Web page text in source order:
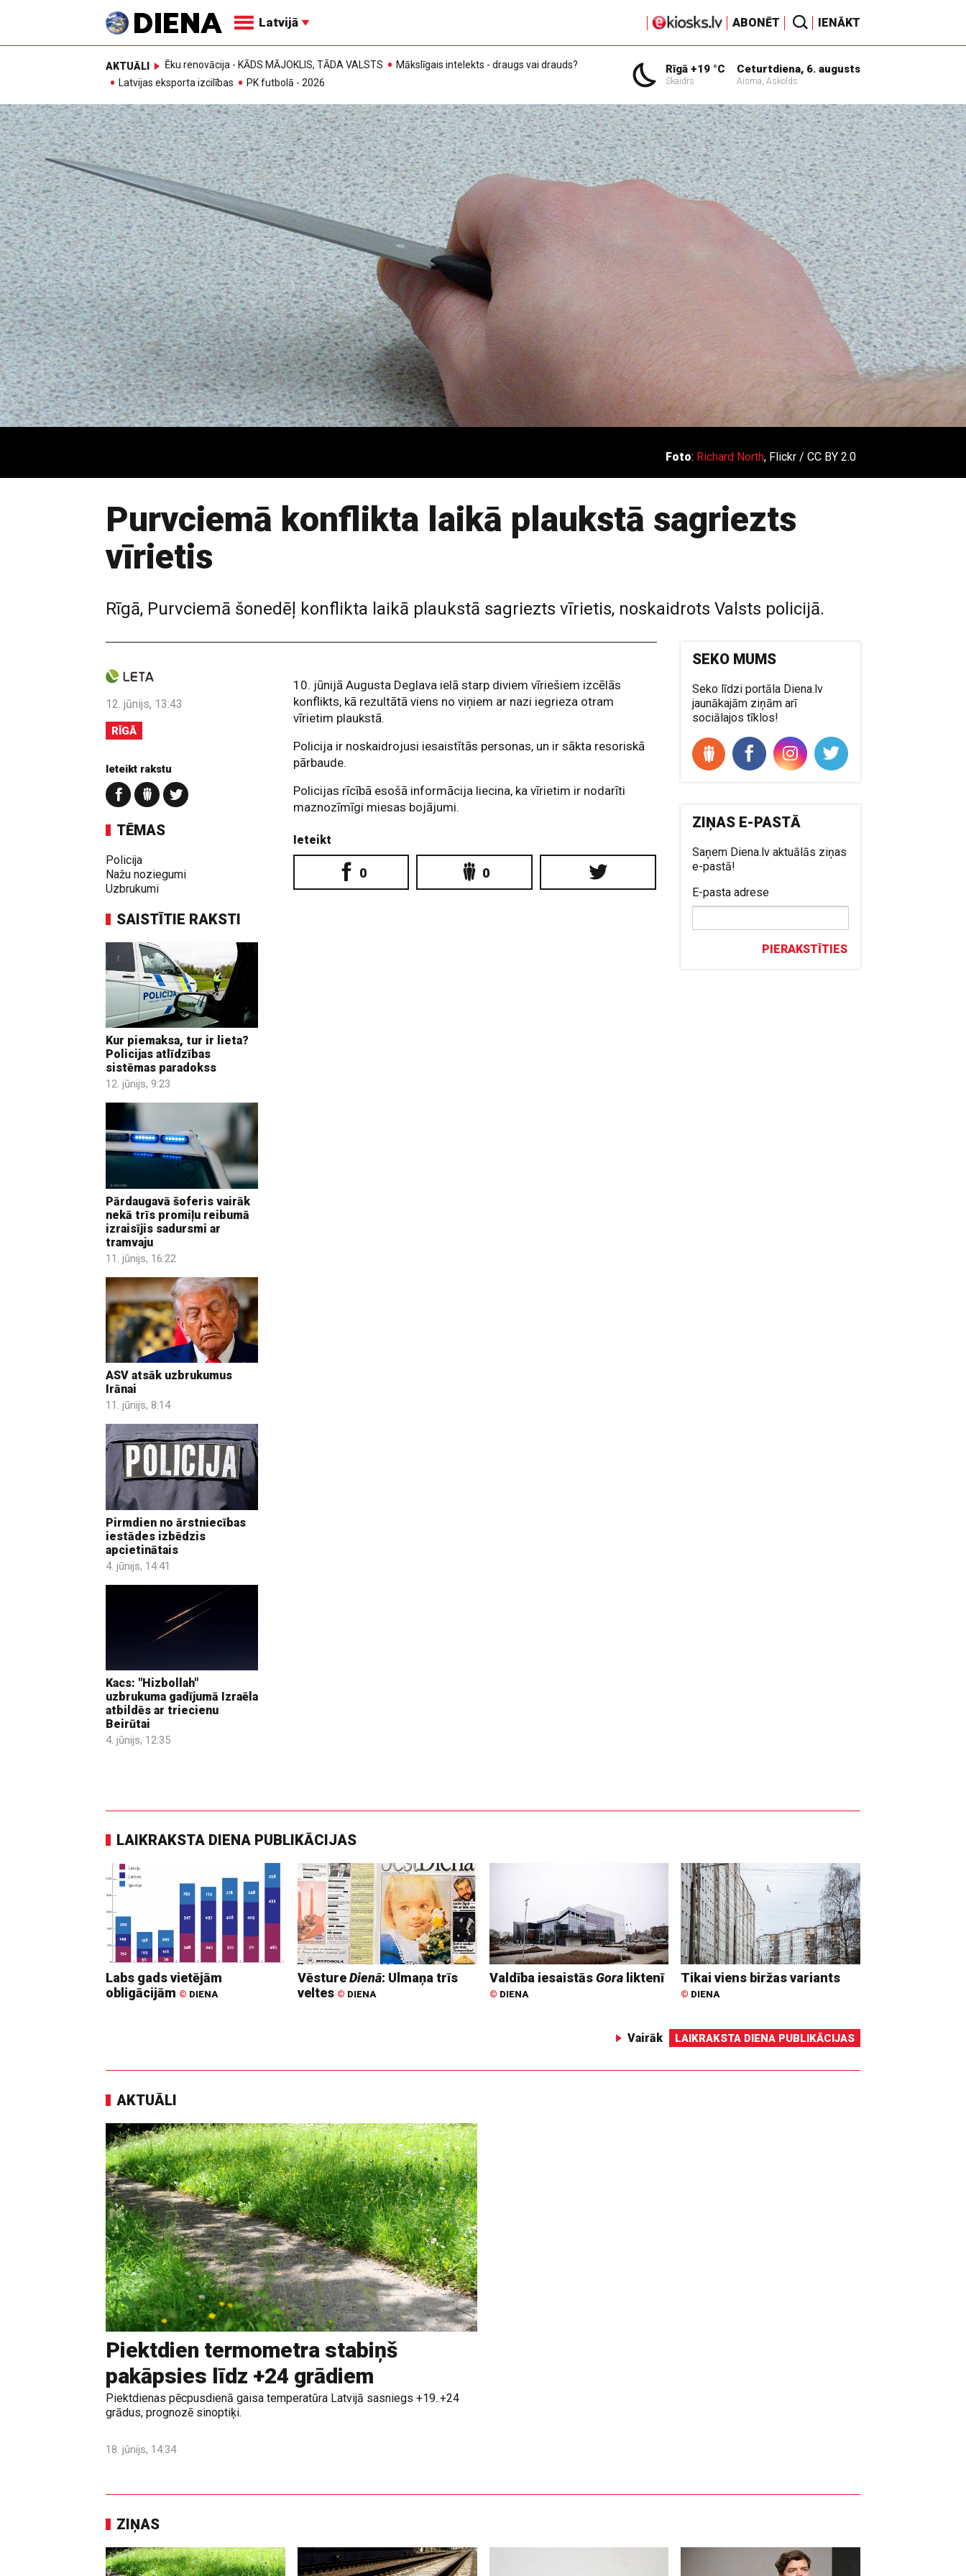
Latvijā ABONĒT IENĀKT
AKTUĀLI Ēku renovācija - KĀDS MĀJOKLIS, TĀDA VALSTS
Mākslīgais intelekts - draugs vai drauds?
Latvijas eksporta izcilības
PK futbolā - 2026
Rīgā +19 °C
Skaidrs
Ceturtdiena, 6. augusts
Aisma, Askolds
Foto: Richard North, Flickr / CC BY 2.0
Purvciemā konflikta laikā plaukstā sagriezts
vīrietis
Rīgā, Purvciemā šonedēļ konflikta laikā plaukstā sagriezts vīrietis, noskaidrots Valsts policijā.
12. jūnijs, 13:43
RĪGĀ
Ieteikt rakstu
TĒMAS
Policija
Nažu noziegumi
Uzbrukumi
SAISTĪTIE RAKSTI
Kur piemaksa, tur ir lieta?
Policijas atlīdzības
sistēmas paradokss
12. jūnijs, 9:23
Pārdaugavā šoferis vairāk
nekā trīs promiļu reibumā
izraisījis sadursmi ar
tramvaju
11. jūnijs, 16:22
ASV atsāk uzbrukumus
Irānai
11. jūnijs, 8:14
Pirmdien no ārstniecības
iestādes izbēdzis
apcietinātais
4. jūnijs, 14:41
Kacs: "Hizbollah"
uzbrukuma gadījumā Izraēla
atbildēs ar triecienu
Beirūtai
4. jūnijs, 12:35
10. jūnijā Augusta Deglava ielā starp diviem vīriešiem izcēlās
konflikts, kā rezultātā viens no viņiem ar nazi iegrieza otram
vīrietim plaukstā.
Policija ir noskaidrojusi iesaistītās personas, un ir sākta resoriskā
pārbaude.
Policijas rīcībā esošā informācija liecina, ka vīrietim ir nodarīti
maznozīmīgi miesas bojājumi.
Ieteikt
0 0
SEKO MUMS
Seko līdzi portāla Diena.lv
jaunākajām ziņām arī
sociālajos tīklos!
ZIŅAS E-PASTĀ
Saņem Diena.lv aktuālās ziņas
e-pastā!
E-pasta adrese
PIERAKSTĪTIES
LAIKRAKSTA DIENA PUBLIKĀCIJAS
Labs gads vietējām
obligācijām © DIENA
VēstureDienā: Ulmaņa trīs
veltes © DIENA
Valdība iesaistāsGoraliktenī
© DIENA
Tikai viens biržas variants
© DIENA
Vairāk LAIKRAKSTA DIENA PUBLIKĀCIJAS
AKTUĀLI
Piektdien termometra stabiņš
pakāpsies līdz +24 grādiem
Piektdienas pēcpusdienā gaisa temperatūra Latvijā sasniegs +19..+24
grādus, prognozē sinoptiķi.
18. jūnijs, 14:34
ZIŅAS